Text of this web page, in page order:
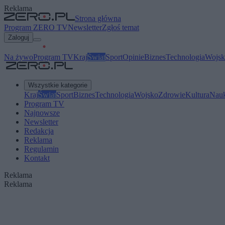
Reklama
Strona główna
Program ZERO TVNewsletterZgłoś temat
Zaloguj
Na żywoProgram TVKrajŚwiatSportOpinieBiznesTechnologia
Wszystkie kategorie
KrajŚwiatSportBiznesTechnologiaWojskoZdrowieKultura
Program TV
Najnowsze
Newsletter
Redakcja
Reklama
Regulamin
Kontakt
Reklama
Reklama